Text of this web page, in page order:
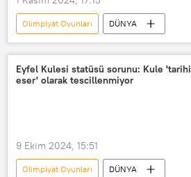
Cinsiyet değişikliği
Cinsiyet ayrımcılığı
Olimpiyat Oyunları
DÜNYA
Yusuf Dikeç
Atlet
atletizm
Armand Duplantis
sırıkla atlama
Dünya rekoru
Paris
Eyfel Kulesi statüsü sorunu: Kule 'tarihi
eser' olarak tescillenmiyor
9 Ekim 2024, 15:51
Olimpiyat Oyunları
DÜNYA